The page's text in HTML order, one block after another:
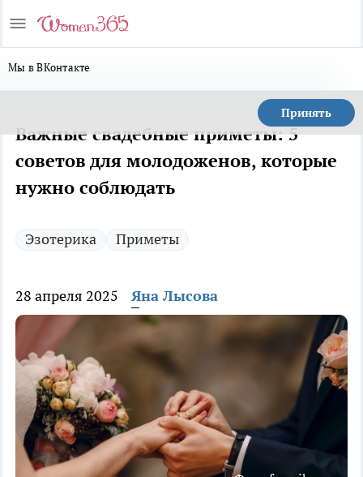
Мы в ВКонтакте
Принять
Важные свадебные приметы: 5
советов для молодоженов, которые
нужно соблюдать
Эзотерика Приметы
28 апреля 2025 Яна Лысова